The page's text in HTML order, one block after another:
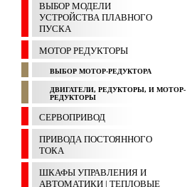
ВЫБОР МОДЕЛИ
УСТРОЙСТВА ПЛАВНОГО
ПУСКА
МОТОР РЕДУКТОРЫ
ВЫБОР МОТОР-РЕДУКТОРА
ДВИГАТЕЛИ, РЕДУКТОРЫ, И МОТОР-
РЕДУКТОРЫ
СЕРВОПРИВОД
ПРИВОДА ПОСТОЯННОГО
ТОКА
ШКАФЫ УПРАВЛЕНИЯ И
АВТОМАТИКИ | ТЕПЛОВЫЕ